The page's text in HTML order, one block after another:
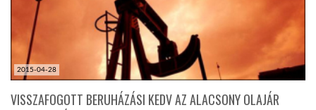
GLOBOTV
AFRIKA TUDÁSTÁR
2015-04-28
VISSZAFOGOTT BERUHÁZÁSI KEDV AZ ALACSONY OLAJÁR